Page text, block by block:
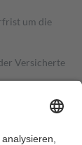
um die
Versicherte